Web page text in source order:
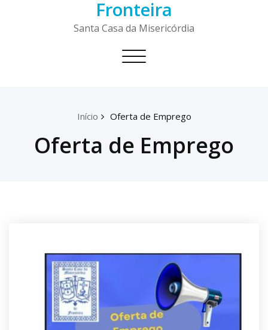
Fronteira
Santa Casa da Misericórdia
Toggle
Início Oferta de Emprego
Oferta de Emprego